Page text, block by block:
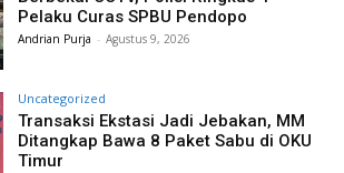
Pelaku Curas SPBU Pendopo
Andrian Purja - Agustus 9, 2026
Uncategorized
Transaksi Ekstasi Jadi Jebakan, MM
Ditangkap Bawa 8 Paket Sabu di OKU
Timur